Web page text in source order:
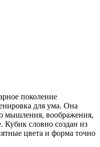
поколение
для ума. Она
мышления, воображения,
Кубик словно создан из
цвета и форма точно